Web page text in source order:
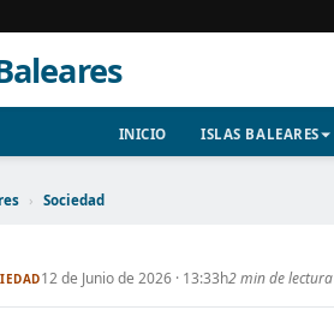
INICIO ISLAS BALEARES
› Sociedad
12 de Junio de 2026 · 13:33h2 min de lectura